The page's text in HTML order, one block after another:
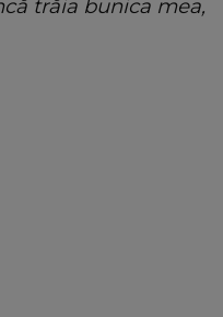
trăia bunica mea,